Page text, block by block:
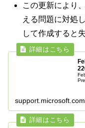
この更新により
える問題に対処
して作成すると
support.microsoft.com